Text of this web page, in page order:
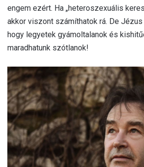
engem ezért. Ha „heteroszexuális
akkor viszont számíthatok rá. De Jézus
hogy legyetek gyámoltalanok és
maradhatunk szótlanok!